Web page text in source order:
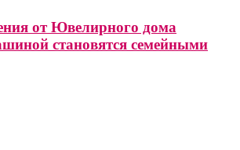
от Ювелирного дома
становятся семейными